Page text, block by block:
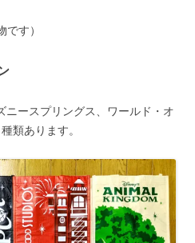
です）
ニースプリングス、ワールド・オ
類あります。